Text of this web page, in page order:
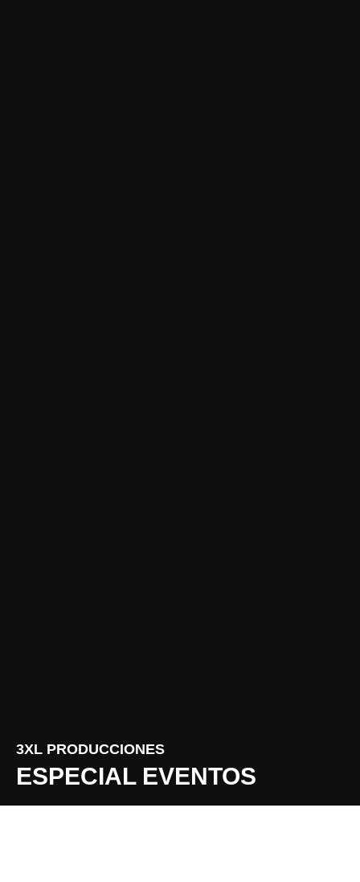
3XL PRODUCCIONES
ESPECIAL EVENTOS